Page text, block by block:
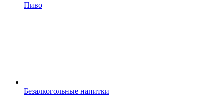
Пиво
Безалкогольные напитки